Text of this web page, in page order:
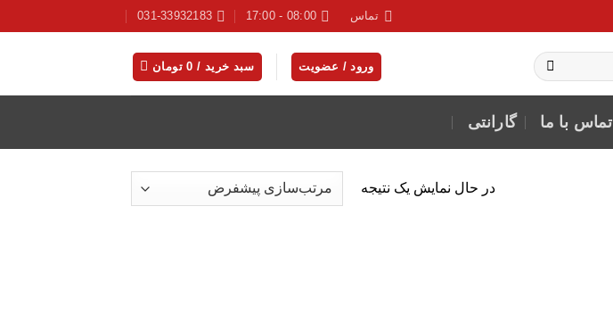
تماس 08:00 - 17:00
031-33932183
ورود / عضویت سبد خرید / 0 تومان
تماس با ما گارانتی
در حال نمایش یک نتیجه